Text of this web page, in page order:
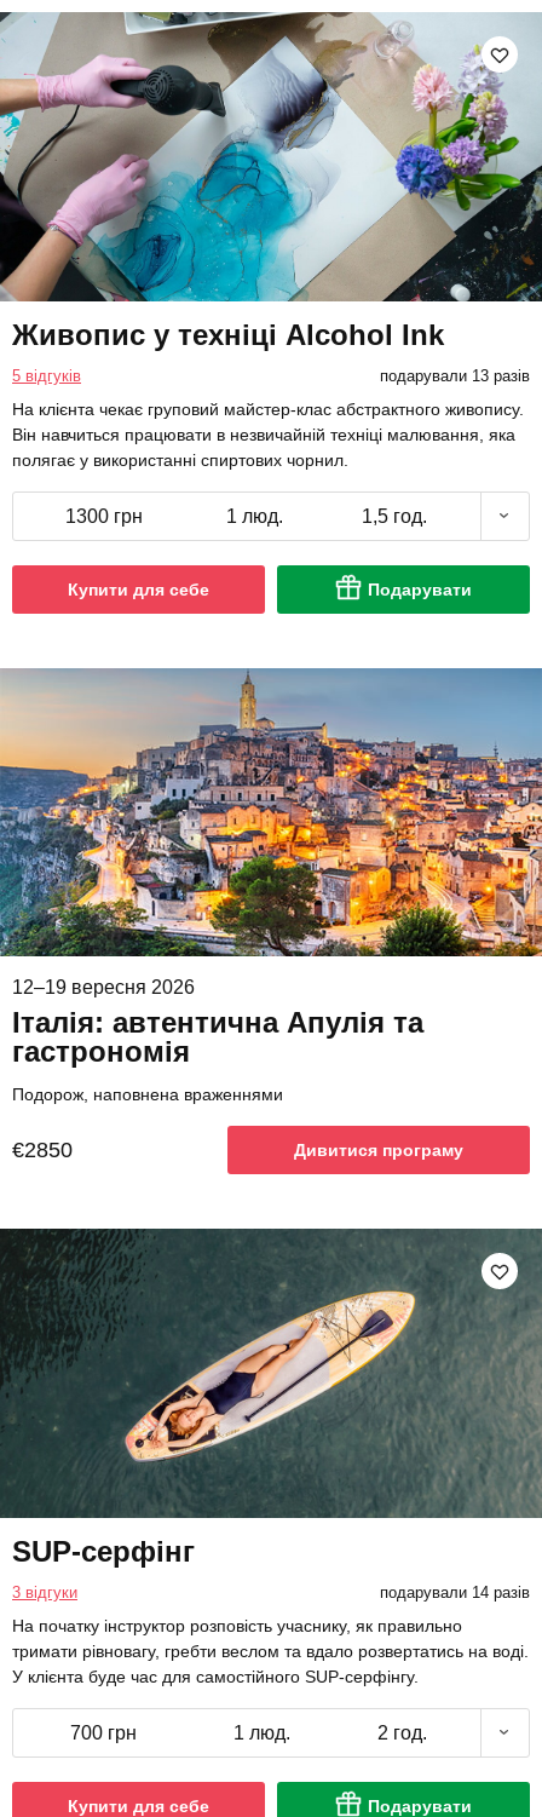
Живопис у техніці Alcohol Ink
5 відгуків подарували 13 разів
На клієнта чекає груповий майстер-клас абстрактного живопису.
Він навчиться працювати в незвичайній техніці малювання, яка
полягає у використанні спиртових чорнил.
1300 грн 1 люд. 1,5 год.
Купити для себе Подарувати
12–19 вересня 2026
Італія: автентична Апулія та
гастрономія
Подорож, наповнена враженнями
€2850 Дивитися програму
SUP-серфінг
3 відгуки подарували 14 разів
На початку інструктор розповість учаснику, як правильно
тримати рівновагу, гребти веслом та вдало розвертатись на воді.
У клієнта буде час для самостійного SUP-серфінгу.
700 грн 1 люд. 2 год.
Купити для себе Подарувати